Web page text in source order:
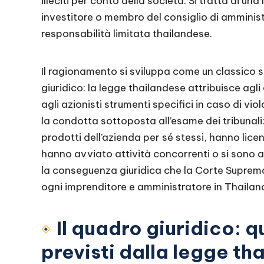
investitore o membro del consiglio di
responsabilità limitata thailandese.
Il ragionamento si sviluppa come un classico
giuridico: la legge thailandese attribuisce
agli azionisti strumenti specifici in caso di
la condotta sottoposta all’esame dei
prodotti dell’azienda per sé stessi, hanno
hanno avviato attività concorrenti o si sono
la conseguenza giuridica che la Corte
ogni imprenditore e amministratore in
Il quadro giuridico:
previsti dalla legge